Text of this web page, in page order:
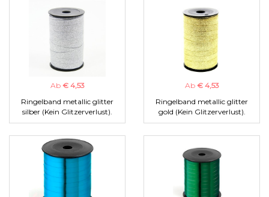
Ab € 4,53
Ringelband metallic glitter
silber (Kein Glitzerverlust).
Ab € 4,53
Ringelband metallic glitter
gold (Kein Glitzerverlust).